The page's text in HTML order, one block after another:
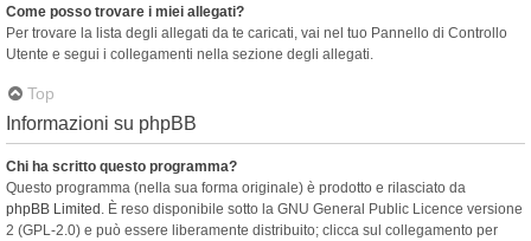
Come posso trovare i miei allegati?
Per trovare la lista degli allegati da te caricati, vai nel tuo Pannello di Controllo
Utente e segui i collegamenti nella sezione degli allegati.
Top
Informazioni su phpBB
Chi ha scritto questo programma?
Questo programma (nella sua forma originale) è prodotto e rilasciato da
phpBB Limited . È reso disponibile sotto la GNU General Public Licence versione
2 (GPL-2.0) e può essere liberamente distribuito; clicca sul collegamento per